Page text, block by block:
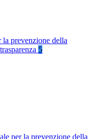
la prevenzione della
5
per la prevenzione della